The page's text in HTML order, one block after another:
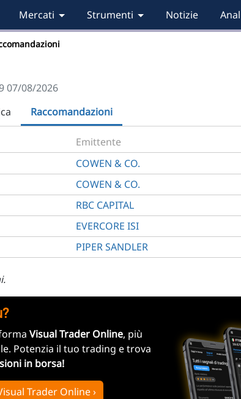
Mercati Strumenti Notizie
07/08/2026
Raccomandazioni
Emittente
COWEN & CO.
COWEN & CO.
RBC CAPITAL
EVERCORE ISI
PIPER SANDLER
Visual Trader Online, più
Potenzia il tuo trading e trova
in borsa!
Trader Online ›